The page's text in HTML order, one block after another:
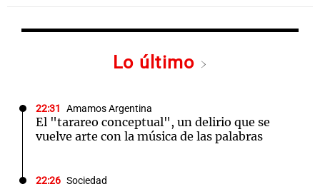
Lo último
22:31 Amamos Argentina
El "tarareo conceptual", un delirio que se
vuelve arte con la música de las palabras
22:26 Sociedad